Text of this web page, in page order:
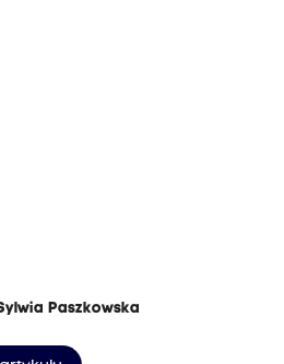
Paszkowska